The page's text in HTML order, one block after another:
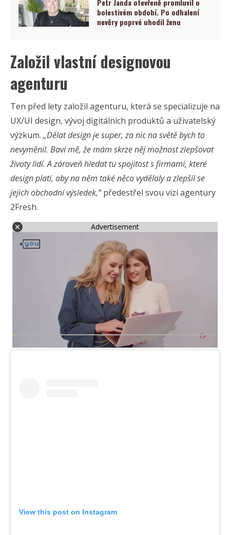
Petr Janda otevřeně promluvil o
bolestivém období. Po odhalení
nevěry poprvé uhodil ženu
Založil vlastní designovou
agenturu
Ten před lety založil agenturu, která se specializuje na
UX/UI design, vývoj digitálních produktů a uživatelský
výzkum. „Dělat design je super, za nic na světě bych to
nevyměnil. Baví mě, že mám skrze něj možnost zlepšovat
životy lidí. A zároveň hledat tu spojitost s firmami, které
design platí, aby na něm také něco vydělaly a zlepšil se
jejich obchodní výsledek,“předestřel svou vizi agentury
2Fresh.
Advertisement
View this post on Instagram